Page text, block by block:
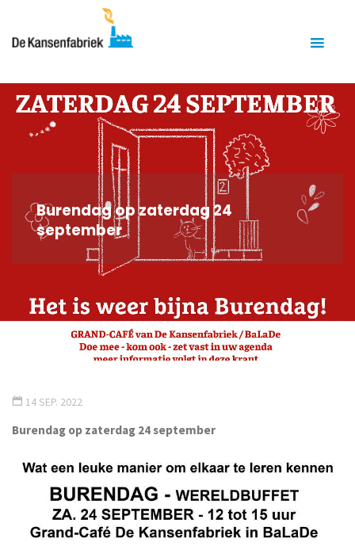
Burendag op zaterdag 24
september
14 SEP. 2022
Burendag op zaterdag 24 september